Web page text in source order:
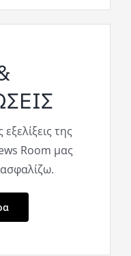
της
Room μας